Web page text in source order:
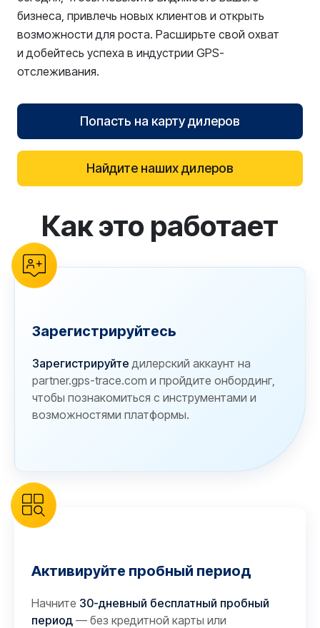
бизнеса, привлечь новых клиентов и открыть
возможности для роста. Расширьте свой охват
и добейтесь успеха в индустрии GPS-
отслеживания.
Попасть на карту дилеров
Найдите наших дилеров
reCAPTCHA verification
Как это работает
Зарегистрируйтесь
Зарегистрируйте дилерский аккаунт на
partner.gps-trace.com и пройдите онбординг,
чтобы познакомиться с инструментами и
возможностями платформы.
Активируйте пробный период
Начните 30-дневный бесплатный пробный
период — без кредитной карты или